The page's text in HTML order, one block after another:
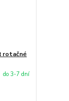
rotačné
do 3-7 dní